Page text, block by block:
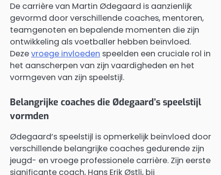
De carrière van Martin Ødegaard is aanzienlijk
gevormd door verschillende coaches, mentoren,
teamgenoten en bepalende momenten die zijn
ontwikkeling als voetballer hebben beïnvloed.
Dezevroege invloeden speelden een cruciale rol in
het aanscherpen van zijn vaardigheden en het
vormgeven van zijn speelstijl.
Belangrijke coaches die Ødegaard’s speelstijl
vormden
Ødegaard’s speelstijl is opmerkelijk beïnvloed door
verschillende belangrijke coaches gedurende zijn
jeugd- en vroege professionele carrière. Zijn eerste
significante coach, Hans Erik Østli, bij